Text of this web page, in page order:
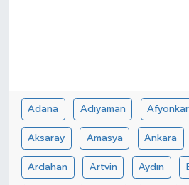
Adana Adıyaman
Aksaray Amasya Ankara
Ardahan Artvin Aydın